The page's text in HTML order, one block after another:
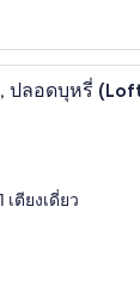
ห้องสวีท
ปลอดบุหรี่
เตียงเดี่ยว